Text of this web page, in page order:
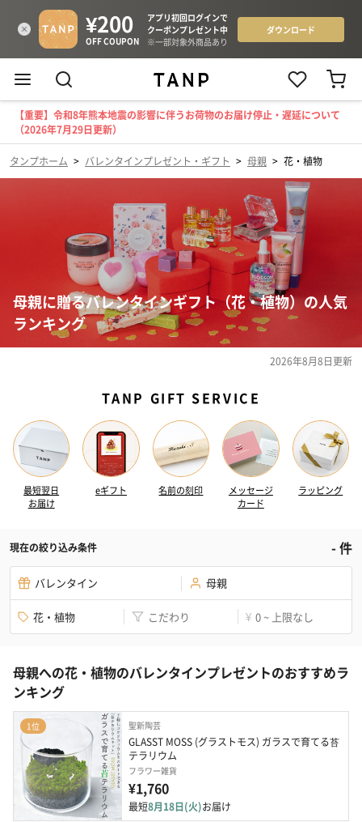
【重要】令和8年熊本地震の影響に伴うお荷物のお届け停止・遅延について
（2026年7月29日更新）
タンプホーム > バレンタインプレゼント・ギフト > 母親 > 花・植物
母親に贈るバレンタインギフト（花・植物）の人気
ランキング
2026年8月8日更新
TANP GIFT SERVICE
最短翌日
お届け
eギフト 名前の刻印
メッセージ
カード
ラッピング
現在の絞り込み条件 -件
バレンタイン 母親
花・植物 こだわり ¥ 0 ~ 上限なし
母親への花・植物のバレンタインプレゼントのおすすめラ
ンキング
1位 聖新陶芸
GLASST MOSS (グラストモス) ガラスで育てる苔
テラリウム
フラワー雑貨
¥1,760
最短8月18日(火)お届け